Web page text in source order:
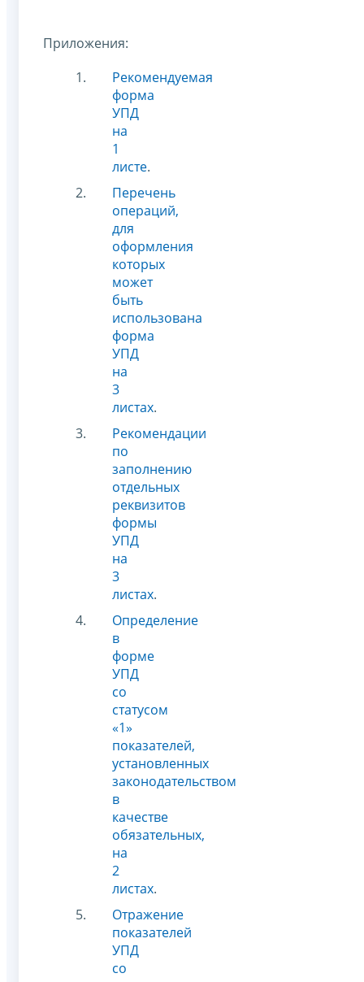
Приложения:
Рекомендуемая
форма
УПД
на
1
листе.
Перечень
операций,
для
оформления
которых
может
быть
использована
форма
УПД
на
3
листах.
Рекомендации
по
заполнению
отдельных
реквизитов
формы
УПД
на
3
листах.
Определение
в
форме
УПД
со
статусом
«1»
показателей,
установленных
законодательством
в
качестве
обязательных,
на
2
листах.
Отражение
показателей
УПД
со